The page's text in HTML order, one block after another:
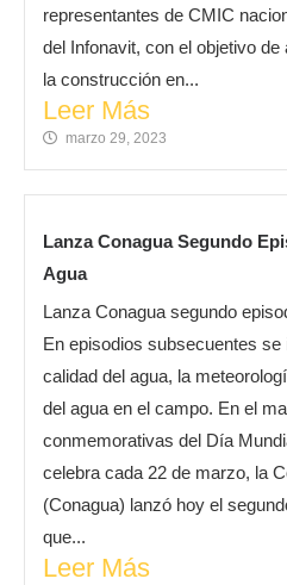
representantes de CMIC
del Infonavit, con el objetivo
la construcción en...
Leer Más
marzo 29, 2023
Lanza Conagua Segundo
Agua
Lanza Conagua segundo
En episodios subsecuentes
calidad del agua, la
del agua en el campo. En el
conmemorativas del Día
celebra cada 22 de marzo, la
(Conagua) lanzó hoy el
que...
Leer Más